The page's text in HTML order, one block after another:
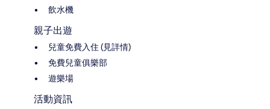
飲水機
親子出遊
兒童免費入住 (見詳情)
免費兒童俱樂部
遊樂場
活動資訊